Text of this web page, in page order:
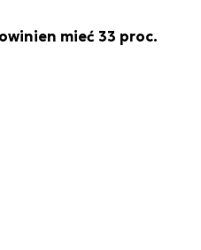
mieć 33 proc.